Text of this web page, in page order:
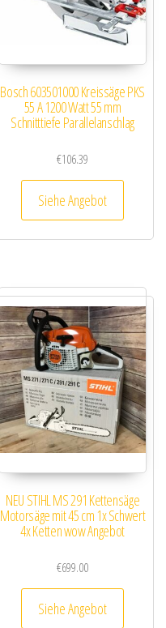
Bosch 603501000 Kreissäge PKS
55 A 1200 Watt 55 mm
Schnitttiefe Parallelanschlag
€106.39
Siehe Angebot
NEU STIHL MS 291 Kettensäge
Motorsäge mit 45 cm 1x Schwert
4x Ketten wow Angebot
€699.00
Siehe Angebot